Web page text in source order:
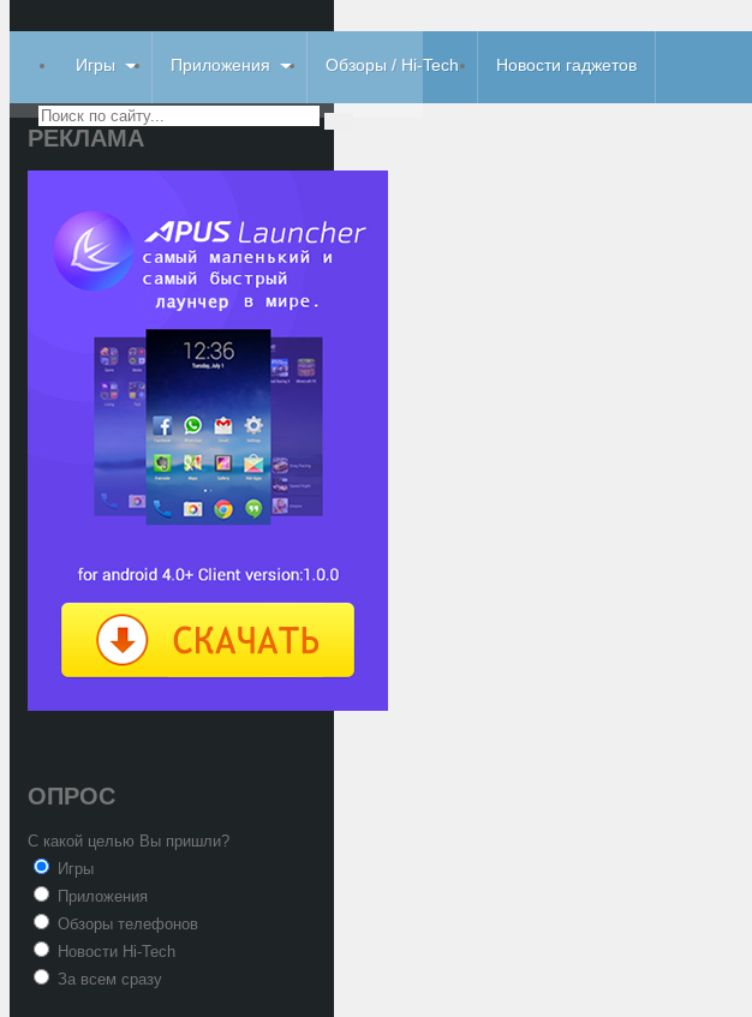
Игры Приложения Обзоры / Hi-Tech Новости гаджетов
РЕКЛАМА
ОПРОС
С какой целью Вы пришли?
Игры
Приложения
Обзоры телефонов
Новости Hi-Tech
За всем сразу